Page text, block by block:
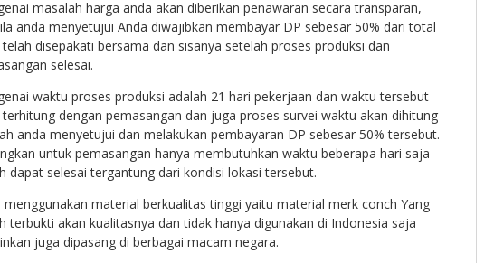
masalah harga anda akan diberikan penawaran secara transparan,
anda menyetujui Anda diwajibkan membayar DP sebesar 50% dari total
disepakati bersama dan sisanya setelah proses produksi dan
selesai.
waktu proses produksi adalah 21 hari pekerjaan dan waktu tersebut
dengan pemasangan dan juga proses survei waktu akan dihitung
anda menyetujui dan melakukan pembayaran DP sebesar 50% tersebut.
untuk pemasangan hanya membutuhkan waktu beberapa hari saja
dapat selesai tergantung dari kondisi lokasi tersebut.
menggunakan material berkualitas tinggi yaitu material merk conch Yang
terbukti akan kualitasnya dan tidak hanya digunakan di Indonesia saja
juga dipasang di berbagai macam negara.